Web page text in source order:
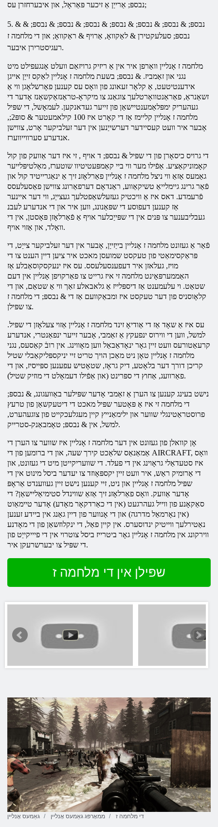
נבספּ; אַרייַן אַ זיכער פּאַראָל, און איבערחזרן עס;
5. & נבספּ; & נבספּ; & נבספּ; & נבספּ; & נבספּ; & נבספּ; & נבספּ; &
נבספּ; סעלעקטירן & לאַקוואָ, אַרויף & ראַקוואָ; און די מלחמה ז
רעגיסטרירן איבער.
מלחמה ז אָנליין וואַרפן איר אין אַ ריזיק גרויזאַם וועלט אָנגעפילט מיט
נגני און זאַמביז. & נבספּ; בשעת מלחמה ז אָנליין לאַקס זייַן אייגן
אידענטיטעט, אַ קלאָר זעאונג פון וואָס עס קענען פאָרשלאָגן ווי אַ
זשאַנראַ, פאַראַנטוואָרטלעך צוגאַנג צו מיקראָ-טראַנזאַקשאַנז אָדער די
געהעריק ימפּלאַמענטיישאַן פון זייער געדאנקען. לעמאָשל, די שפּיל
מלחמה ז אָנליין קליימז אַז די קאָרט איז 100 קילאמעטער & סופּ2;,
אָבער איר וועט קעסיידער דערשייַנען אין דער זעלביקער אָרט, צווישן
אנדערע סערווייווערז.
די גרויס כיסאָרן פון די שפּיל & נבספּ; ד אויף , זי איז דער אַוועק פון קול
קאָמוניקאַציע. אַפֿילו מער ווי ביי קאַמפּעטיטיוו שוטערז, מאַלטיפּלייער
גאַמעס אַזאַ ווי ניצל מלחמה ז אָנליין פאַרלאָזנ זיך אַ ינאַגרייטיד קול און
פֿאַר גרינג גיימלייאַ טשיקאַווע, ראַנדאָם דערפאַרונג צווישן פאַסעלעסס
פֿרעמדע. דאס איז אַ וויכטיק געזעלשאַפטלעך געצייַג, ווי דער איינער
אַז קענען דעפוסע די שפּאַנונג, ווען איר און די אנדערע לעבנ
געבליבענער צו פּנים אין די שפּייַכלער אויף אַ פֿאַרלאָזן פּאָסטן, אין די
וואַלד, און אַזוי אויף.
פֿאַר אַ געזונט מלחמה ז אָנליין בייַזייַן, אָבער אין דער זעלביקער צייַט, די
פּראַקסימאַטי פון טעקסט שמועסן מאכט איר ציען דיין הענט צו די
מויז, געלאזן איר דעפענסעלעסס. עס איז ינעקסקוסאַבלע אַז
האַממערפּאָינט מלחמה זי איז גרייט צו פאַרקויפן אָנליין אין דעם
שטאַט. וי עלעמענט אַז דיספּלייז אַ גלאבאלע זאַך ווי אַ שטאַם, און די
קלאָוסניס פון דער טעקסט איז ומבאַקוועם אַז די & נבספּ; די מלחמה ז
צו שפּילן.
עס איז אַ שאָד אַז די אַודיאָ זינד מלחמה ז אָנליין אַזוי צעלאָזן די שפּיל.
למשל, ווען די ווירוס ינפעקץ אַ זאַמבי, אָבער זייער ינפאַנטרי, אנדערע
קרעאַטורעס וועט זיין גאָר ינאָדאַבאַל ווען מאָווינג. אין רובֿ קאַסעס, נגני
מלחמה ז אָנליין טאָן ניט מאַכן הויך טריט זיי יניקספּליקאַבלי שטיל
קריכן דורך דער בלאָטע, דיק גראָז, שטאָטיש עפענען ספּייסיז, און די
פאַרוועג, אַחוץ די ספּרינט (און אַפֿילו דעמאָלט די מוזיק שטיל).
נישט בעינג קענען צו הערן אַ זאַמבי אָדער שפּילער באַוועגונג, & נבספּ;
די מלחמה זי איז אַ פּאָטער שפּיל מאכט די דיטעקשאַן פון טרעץ
פרוסטראַטינגלי שווער און ילימאַנייץ קיין מעגלעכקייט פון צוגעהערט,
למשל, אין & נבספּ; טאָמבאַנק-סטרייק.
אָן קוואלן פון געזונט אין דער מלחמה ז אָנליין איז שווער צו הערן די
אַמאַנאַס שלאַכט קירך שעה, און די ברומען פון די AIRCRAFT, וואָס
איז סטעדאַלי גראָוינג אין די פעלד. די שוועריקייטן מיט די געזונט, און
די אַרומיק ראַש, איר וועט זיין יקספּאָוזד צו יעדער ביסל מינוט אין די
שפּיל מלחמה ז אָנליין און ניט, זיי קענען נישט זיין געווענדט אַראָפּ
אָדער אַוועק. וואָס פאַרלאָזנ זיך אַזאַ שווינדל סטימיאַליישאַן? די
סאַקאָנע פון ​​ווייל געהרגעט (אין די כאַרדקאָר מאָדע) אָדער טיימאַוט
(אין נאָרמאַל מדרגה) און די אָנווער פון דיין גאַנג אין ביידע זענען
נאַטירלעך ווייטיק ינדוסערס. אין קיין פאַל, די ינקלוזשאַן פון די מאָדנע
ווירקונג אין מלחמה ז אָנליין גאָר ביטרייז ביסל צוטרוי אין די פיייקייַט פון
די שפּיל צו יבערשרעקן איר.
שפּילן אין די מלחמה ז
גאַמעס אָנליין ממאָרפּג גאַמעס אָנליין די מלחמה ז